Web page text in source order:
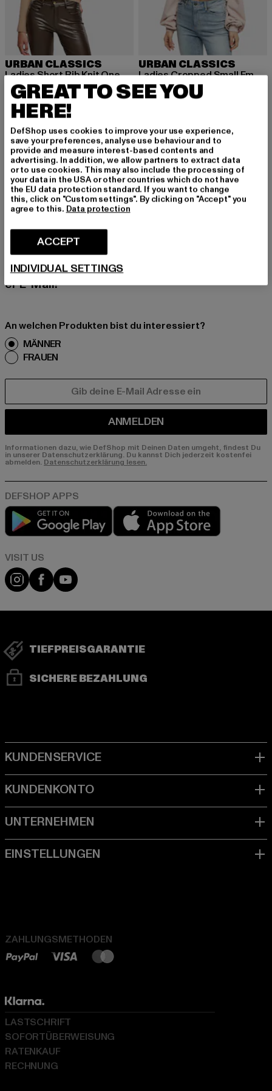
URBAN CLASSICS
Ladies Short Rib Knit One Sleeve
EUR 20,00
Derzeitiger Preis: EUR 20,00
EUR 39,99Aktionspreis: EUR 39,99
URBAN CLASSICS
Ladies Cropped Small Embroidery Terry Crewneck
EUR 30,14
Derzeitiger Preis: EUR 30,14
EUR 44,99
MELDE DICH AN, UM
INSPIRIERT ZU BLEI
BEN!
Melde dich hier für unseren Newsletter an und
erhalte künftig Informationen über aktuelle Tre
nds, Angebote und Gutscheine von DefShop p
er E-Mail!
An welchen Produkten bist du interessiert?
MÄNNER
FRAUEN
ANMELDEN
Informationen dazu, wie DefShop mit Deinen Daten umgeht, findest Du
in unserer Datenschutzerklärung. Du kannst Dich jederzeit kostenfei
abmelden. Datenschutzerklärung lesen.
Play market
Visit our Instagram page:
Visit our Facebook page:
Visit our YouTube channel:
TIEFPREISGARANTIE
SICHERE BEZAHLUNG
ZAHLUNGSMETHODEN
LASTSCHRIFT
SOFORTÜBERWEISUNG
RATENKAUF
RECHNUNG
GREAT TO SEE YOU
HERE!
DefShop uses cookies to improve your use experience,
save your preferences, analyse use behaviour and to
provide and measure interest-based contents and
advertising. In addition, we allow partners to extract data
or to use cookies. This may also include the processing of
your data in the USA or other countries which do not have
the EU data protection standard. If you want to change
this, click on "Custom settings". By clicking on "Accept" you
agree to this. Data protection
ACCEPT
INDIVIDUAL SETTINGS